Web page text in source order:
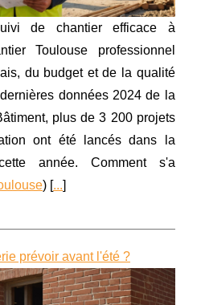
de chantier efficace à
Toulouse professionnel
du budget et de la qualité
données 2024 de la
plus de 3 200 projets
ont été lancés dans la
année. Comment s'a
) [...]
prévoir avant l'été ?